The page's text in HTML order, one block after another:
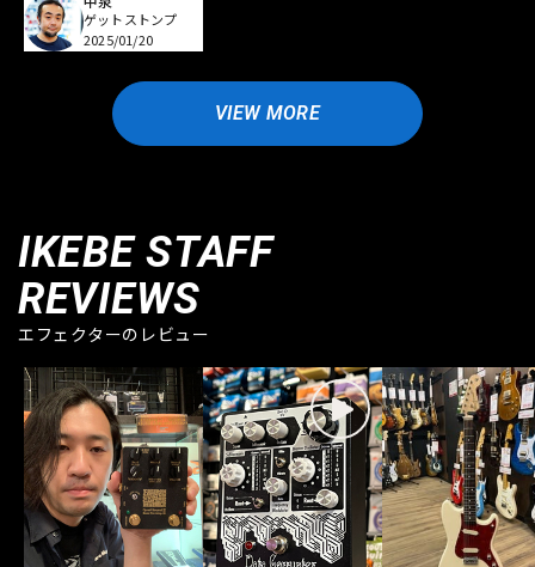
ゲットストンプ
2025/01/20
VIEW MORE
IKEBE STAFF
REVIEWS
エフェクターのレビュー